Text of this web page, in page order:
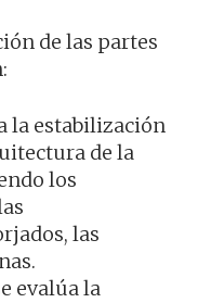
de las partes
la estabilización
de la
los
las
evalúa la